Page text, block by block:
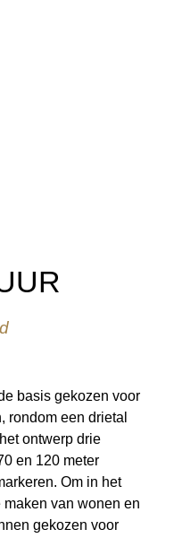
basis gekozen voor
rondom een drietal
ontwerp drie
en 120 meter
Om in het
van wonen en
gekozen voor